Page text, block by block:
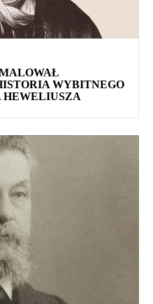
WYBITNEGO
HEWELIUSZA